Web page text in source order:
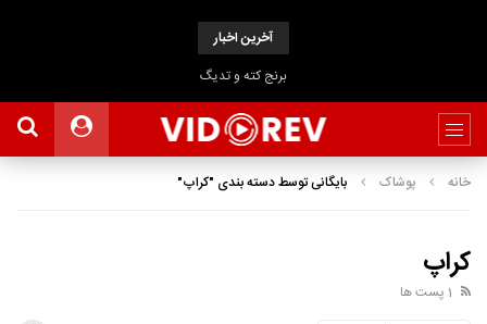
آخرین اخبار
برنج کته و تدیگ
خانه پوشاک بایگانی توسط دسته بندی "کراپ"
کراپ
1 پست ها